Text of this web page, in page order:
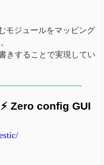
モジュールをマッピング
きすることで実現してい
Zero config GUI